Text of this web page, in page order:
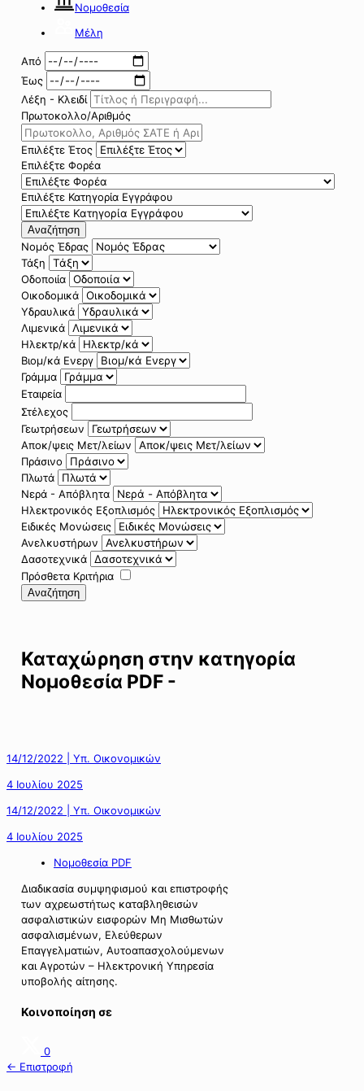
Νομοθεσία
Μέλη
Από
Έως
Λέξη - Κλειδί
Πρωτοκολλο/Αριθμός
Επιλέξτε Έτος
Επιλέξτε Φορέα
Επιλέξτε Κατηγορία Εγγράφου
Αναζήτηση
Νομός Έδρας
Τάξη
Οδοποιία
Οικοδομικά
Υδραυλικά
Λιμενικά
Ηλεκτρ/κά
Βιομ/κά Ενεργ
Γράμμα
Εταιρεία
Στέλεχος
Γεωτρήσεων
Αποκ/ψεις Μετ/λείων
Πράσινο
Πλωτά
Νερά - Απόβλητα
Ηλεκτρονικός Εξοπλισμός
Ειδικές Μονώσεις
Ανελκυστήρων
Δασοτεχνικά
Πρόσθετα Κριτήρια
Αναζήτηση
Καταχώρηση στην κατηγορία
Νομοθεσία PDF -
14/12/2022 | Υπ. Οικονομικών
4 Ιουλίου 2025
14/12/2022 | Υπ. Οικονομικών
4 Ιουλίου 2025
Νομοθεσία PDF
Διαδικασία συμψηφισμού και επιστροφής
των αχρεωστήτως καταβληθεισών
ασφαλιστικών εισφορών Μη Μισθωτών
ασφαλισμένων, Ελεύθερων
Επαγγελματιών, Αυτοαπασχολούμενων
και Αγροτών – Ηλεκτρονική Υπηρεσία
υποβολής αίτησης.
Κοινοποίηση σε
0
← Επιστροφή